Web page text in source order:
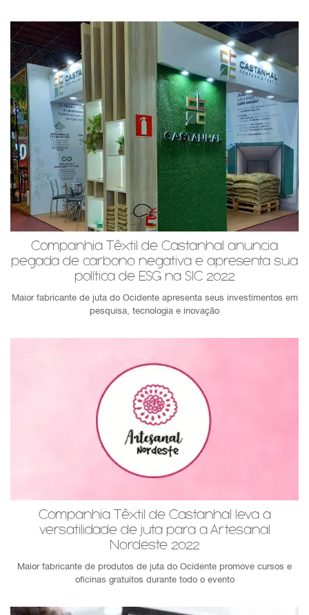
Companhia Têxtil de Castanhal anuncia
pegada de carbono negativa e apresenta sua
política de ESG na SIC 2022
Maior fabricante de juta do Ocidente apresenta seus investimentos em
pesquisa, tecnologia e inovação
Companhia Têxtil de Castanhal leva a
versatilidade de juta para a Artesanal
Nordeste 2022
Maior fabricante de produtos de juta do Ocidente promove cursos e
oficinas gratuitos durante todo o evento